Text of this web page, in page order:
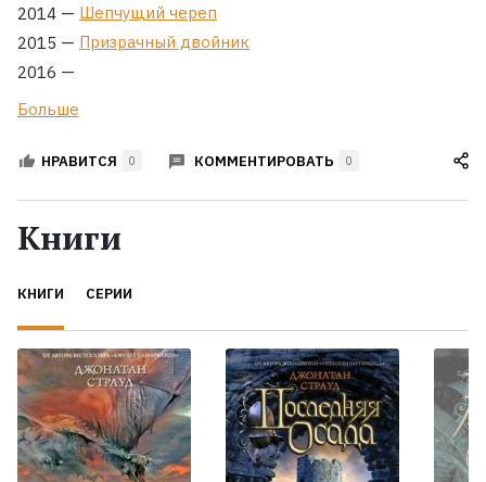
2014 — Шепчущий череп
2015 — Призрачный двойник
2016 —
Больше
НРАВИТСЯ 0 КОММЕНТИРОВАТЬ 0
Книги
КНИГИ СЕРИИ